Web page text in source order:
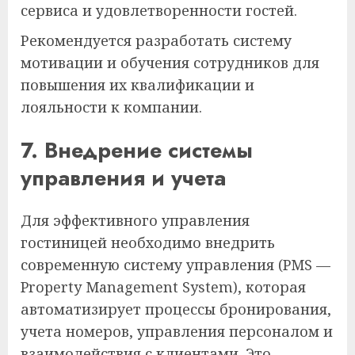
сервиса и удовлетворенности гостей.
Рекомендуется разработать систему
мотивации и обучения сотрудников для
повышения их квалификации и
лояльности к компании.
7. Внедрение системы
управления и учета
Для эффективного управления
гостиницей необходимо внедрить
современную систему управления (PMS —
Property Management System), которая
автоматизирует процессы бронирования,
учета номеров, управления персоналом и